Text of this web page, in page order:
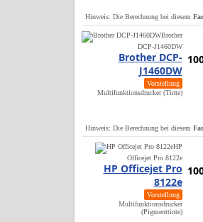
Hinweis: Die Berechnung bei diesem
Brother
DCP-J1460DW
Brother DCP-
J1460DW
Vorstellung
Multifunktionsdrucker (Tinte)
Hinweis: Die Berechnung bei diesem
HP
Officejet Pro 8122e
HP Officejet Pro
8122e
Vorstellung
Multifunktionsdrucker
(Pigmenttinte)